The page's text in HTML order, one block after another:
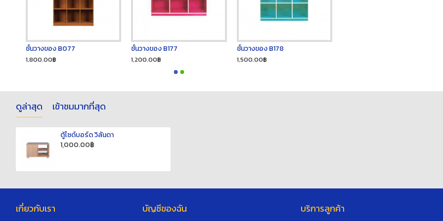
ชั้นวางของ B077
1,800.00฿
ชั้นวางของ B177
1,200.00฿
ชั้นวางของ B178
1,500.00฿
ดูล่าสุด เข้าชมมากที่สุด
ตู้ไซด์บอร์ด วิลันดา
1,000.00฿
เกี่ยวกับเรา บัญชีของฉัน บริการลูกค้า